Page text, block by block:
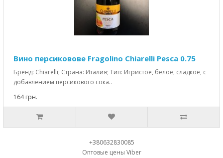
Вино персиковове Fragolino Chiarelli Pesca 0.75
Бренд: Chiarelli; Страна: Италия; Тип: Игристое, белое, сладкое, с
добавлением персикового сока..
164 грн.
+380632830085
Оптовые цены Viber